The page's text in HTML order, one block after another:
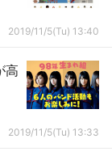
2019/11/5(Tu) 13:40
高
2019/11/5(Tu) 13:33